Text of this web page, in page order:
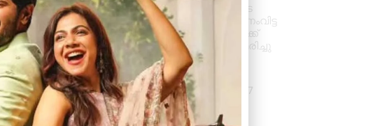
വാഹനം ഓടിക്കുന്നതിനിടെ
ഹൃദയാഘാതം; നിയന്ത്രണംവിട്ട
സ്കൂൾ ബസ് കെട്ടിടത്തിലേക്ക്
ഇടിച്ചുകയറി, ഡ്രൈവർ മരിച്ചു
August 5, 2026 7:39 pm
കനത്ത മഴ: ജില്ലയിൽ 1.77
കോടിയുടെ കൃഷിനാശം
August 5, 202611:34 am